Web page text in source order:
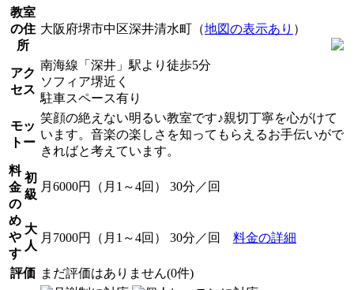
教室
の住
所
大阪府堺市中区深井清水町（地図の表示あり ）
アク
セス
南海線「深井」駅より徒歩5分
ソフィア堺近く
駐車スペース有り
モッ
トー
笑顔の絶えない明るい教室です♪親切丁寧を心がけて
います。音楽の楽しさを知ってもらえるお手伝いがで
きればと考えています。
料
金
の
め
や
す
初
級
月6000円（月1～4回） 30分／回
大
人
月7000円（月1～4回） 30分／回 料金の詳細
評価 まだ評価はありません(0件)